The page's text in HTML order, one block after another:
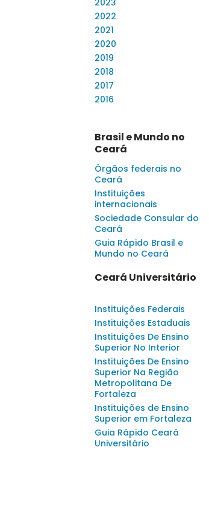
2023
2022
2021
2020
2019
2018
2017
2016
Brasil e Mundo no
Ceará
Órgãos federais no
Ceará
Instituições
internacionais
Sociedade Consular do
Ceará
Guia Rápido Brasil e
Mundo no Ceará
Ceará Universitário
Instituições Federais
Instituições Estaduais
Instituições De Ensino
Superior No Interior
Instituições De Ensino
Superior Na Região
Metropolitana De
Fortaleza
Instituições de Ensino
Superior em Fortaleza
Guia Rápido Ceará
Universitário